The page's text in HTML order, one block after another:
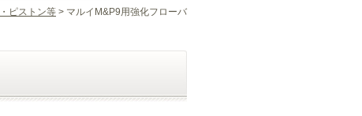
ピストン等 > マルイM&P9用強化フローバ